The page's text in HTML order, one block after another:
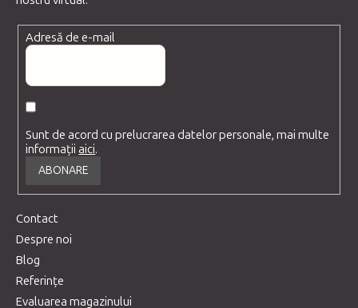
Adresă de e-mail
Sunt de acord cu prelucrarea datelor personale, mai multe
informațiiaici.
ABONARE
Contact
Despre noi
Blog
Referințe
Evaluarea magazinului